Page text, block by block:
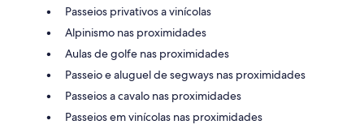
Passeios privativos a vinícolas
Alpinismo nas proximidades
Aulas de golfe nas proximidades
Passeio e aluguel de segways nas proximidades
Passeios a cavalo nas proximidades
Passeios em vinícolas nas proximidades